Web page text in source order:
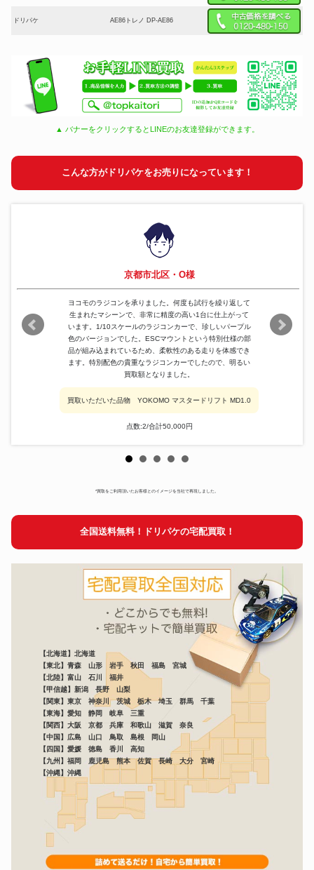
ドリパケ AE86トレノ DP-AE86
▲ バナーをクリックするとLINEのお友達登録ができます。
こんな方がドリパケをお売りになっています！
京都市北区・O様
ヨコモのラジコンを承りました。何度も試行を繰り返して
生まれたマシーンで、非常に精度の高い1台に仕上がって
います。1/10スケールのラジコンカーで、珍しいパープル
色のバージョンでした。ESCマウントという特別仕様の部
品が組み込まれているため、柔軟性のある走りを体感でき
ます。特別配色の貴重なラジコンカーでしたので、明るい
買取額となりました。
買取いただいた品物 YOKOMO マスタードリフト MD1.0
点数:2/合計50,000円
*買取をご利用頂いたお客様とのイメージを当社で再現しました。
全国送料無料！ドリパケの宅配買取！
【北海道】北海道
【東北】青森 山形 岩手 秋田 福島 宮城
【北陸】富山 石川 福井
【甲信越】新潟 長野 山梨
【関東】東京 神奈川 茨城 栃木 埼玉 群馬 千葉
【東海】愛知 静岡 岐阜 三重
【関西】大阪 京都 兵庫 和歌山 滋賀 奈良
【中国】広島 山口 鳥取 島根 岡山
【四国】愛媛 徳島 香川 高知
【九州】福岡 鹿児島 熊本 佐賀 長崎 大分 宮崎
【沖縄】沖縄